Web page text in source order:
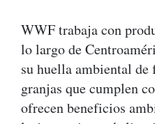
WWF trabaja con
lo largo de
su huella ambiental
granjas que cumplen
ofrecen beneficios